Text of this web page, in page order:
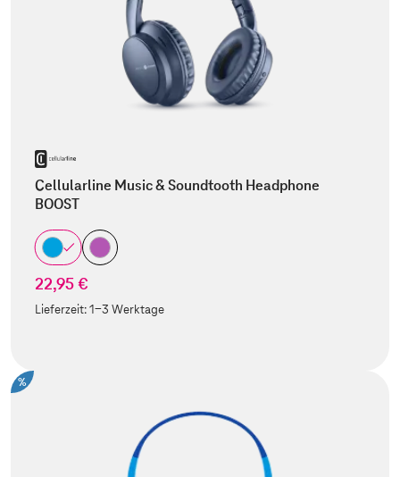
Cellularline Music & Soundtooth Headphone
BOOST
22,95 €
Lieferzeit:1-3 Werktage
%